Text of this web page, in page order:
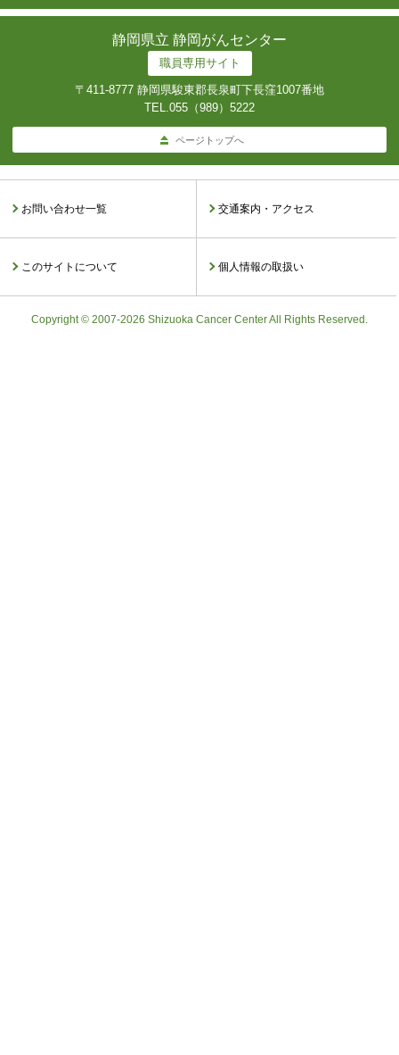
静岡県立 静岡がんセンター
職員専用サイト
〒411-8777 静岡県駿東郡長泉町下長窪1007番地
TEL.055（989）5222
ページトップへ
お問い合わせ一覧 交通案内・アクセス
このサイトについて 個人情報の取扱い
Copyright © 2007-2026 Shizuoka Cancer Center All Rights Reserved.